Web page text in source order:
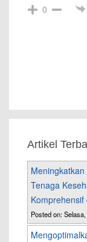
0
Artikel
Tenaga
Posted on: